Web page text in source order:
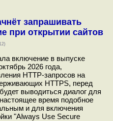
запрашивать
при открытии сайтов
включение в выпуске
2026 года,
HTTP-запросов на
HTTPS, перед
выводиться диалог для
время подобное
и для включения
"Always Use Secure